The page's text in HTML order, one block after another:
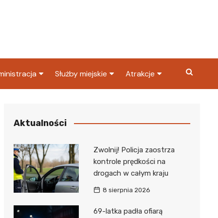
Skarbowy
Służby miejskie
Policja
Atrakcje
Aktualności
Zwolnij! Policja zaostrza
kontrole prędkości na
drogach w całym kraju
8 sierpnia 2026
69-latka padła ofiarą